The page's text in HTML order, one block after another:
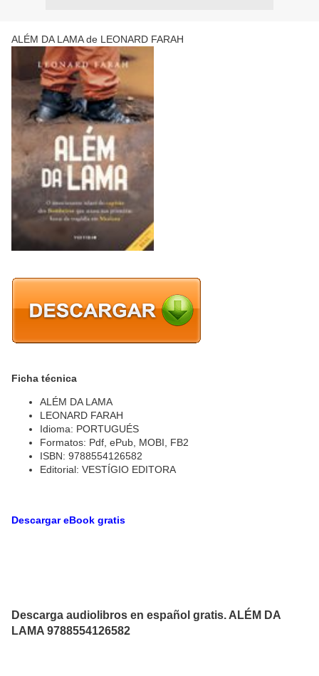
ALÉM DA LAMA de LEONARD FARAH
Ficha técnica
ALÉM DA LAMA
LEONARD FARAH
Idioma: PORTUGUÉS
Formatos: Pdf, ePub, MOBI, FB2
ISBN: 9788554126582
Editorial: VESTÍGIO EDITORA
Descargar eBook gratis
Descarga audiolibros en español gratis. ALÉM DA
LAMA 9788554126582